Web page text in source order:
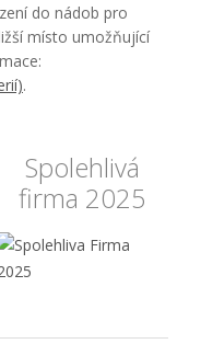
do nádob pro
místo umožňující
.
Spolehlivá
firma 2025